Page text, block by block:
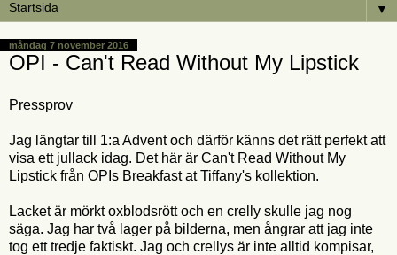
▼
måndag 7 november 2016
OPI - Can't Read Without My Lipstick
Pressprov
Jag längtar till 1:a Advent och därför känns det rätt perfekt att
visa ett jullack idag. Det här är Can't Read Without My
Lipstick från OPIs Breakfast at Tiffany's kollektion.
Lacket är mörkt oxblodsrött och en crelly skulle jag nog
säga. Jag har två lager på bilderna, men ångrar att jag inte
tog ett tredje faktiskt. Jag och crellys är inte alltid kompisar,